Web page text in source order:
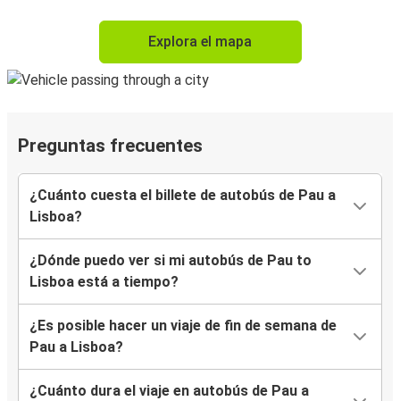
Explora el mapa
Preguntas frecuentes
¿Cuánto cuesta el billete de autobús de Pau a
Lisboa?
¿Dónde puedo ver si mi autobús de Pau to
Lisboa está a tiempo?
¿Es posible hacer un viaje de fin de semana de
Pau a Lisboa?
¿Cuánto dura el viaje en autobús de Pau a